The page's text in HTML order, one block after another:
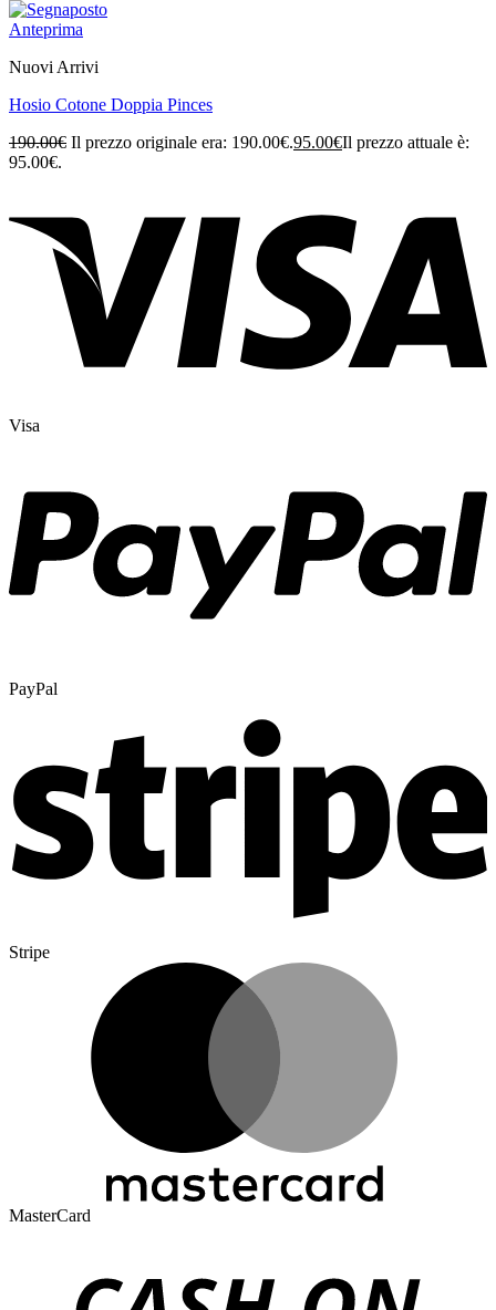
Anteprima
Nuovi Arrivi
Hosio Cotone Doppia Pinces
190.00€ Il prezzo originale era: 190.00€.95.00€Il prezzo attuale è:
95.00€.
Visa
PayPal
Stripe
MasterCard